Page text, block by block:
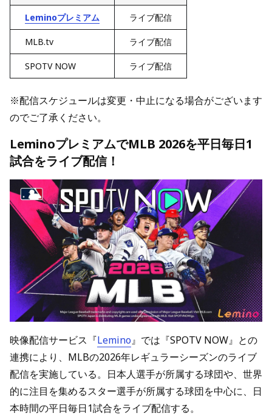
Leminoプレミアム ライブ配信
MLB.tv ライブ配信
SPOTV NOW ライブ配信
※配信スケジュールは変更・中止になる場合がございます
のでご了承ください。
LeminoプレミアムでMLB 2026を平日毎日1
試合をライブ配信！
映像配信サービス『Lemino』では『SPOTV NOW』との
連携により、MLBの2026年レギュラーシーズンのライブ
配信を実施している。日本人選手が所属する球団や、世界
的に注目を集めるスター選手が所属する球団を中心に、日
本時間の平日毎日1試合をライブ配信する。